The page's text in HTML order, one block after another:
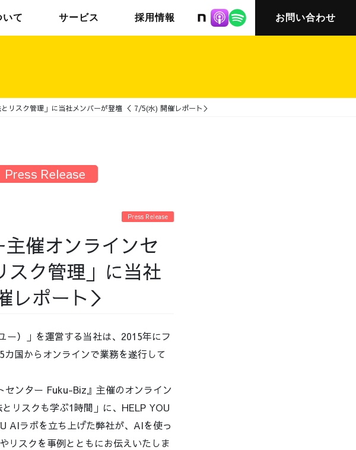
株式会社ニット
いて サービス 採用情報 お問い合わせ
リスク管理」に当社メンバーが登壇 ＜ 7/5(水) 開催レポート＞
Press Release
催オンラインセ
スク管理」に当社
ポート＞
ー）」を運営する当社は、2015年にフ
国からオンラインで業務を遂行して
センター Fuku-Biz』主催のオンライン
リスクも学ぶ1時間」に、HELP YOU
AIラボを立ち上げた弊社が、AIを使っ
リスクを事例とともにお伝えいたしま
Press Release